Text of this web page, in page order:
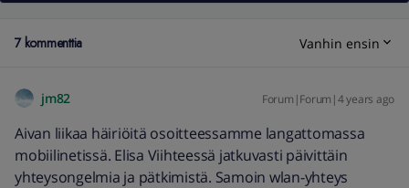
7 kommenttia Vanhin ensin
jm82 Forum|Forum|4 years ago
Aivan liikaa häiriöitä osoitteessamme langattomassa
mobiilinetissä. Elisa Viihteessä jatkuvasti päivittäin
yhteysongelmia ja pätkimistä. Samoin wlan-yhteys